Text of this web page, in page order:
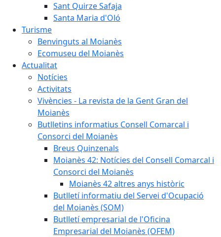
Sant Quirze Safaja
Santa Maria d'Oló
Turisme
Benvinguts al Moianès
Ecomuseu del Moianès
Actualitat
Notícies
Activitats
Vivències - La revista de la Gent Gran del
Moianès
Butlletins informatius Consell Comarcal i
Consorci del Moianès
Breus Quinzenals
Moianès 42: Notícies del Consell Comarcal i
Consorci del Moianès
Moianès 42 altres anys històric
Butlletí informatiu del Servei d'Ocupació
del Moianès (SOM)
Butlletí empresarial de l'Oficina
Empresarial del Moianès (OFEM)